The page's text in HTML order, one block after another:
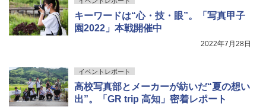
キーワードは“心・技・眼”。「写真甲子
園2022」本戦開催中
2022年7月28日
イベントレポート
高校写真部とメーカーが紡いだ“夏の想い
出”。「GR trip 高知」密着レポート